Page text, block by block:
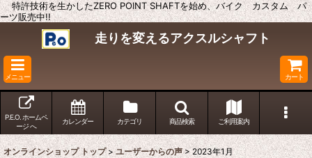
特許技術を生かしたZERO POINT SHAFTを始め、バイク カスタム パ
ーツ販売中!!
走りを変えるアクスルシャフト
メニュー カート
P.E.O. ホームペ
ージ へ
カレンダー カテゴリ 商品検索 ご利用案内
オンラインショップ トップ > ユーザーからの声 > 2023年1月